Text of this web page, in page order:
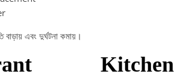
এবং দুর্ঘটনা কমায়।
Kitchen